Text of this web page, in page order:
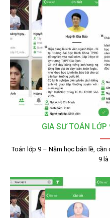
GIA SƯ TOÁN
Toán lớp 9 – Năm học bản lề,
9